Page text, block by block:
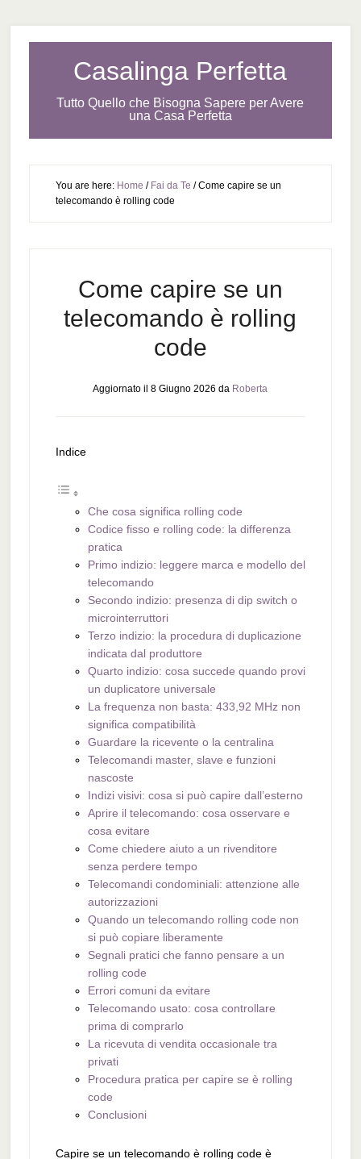
Casalinga Perfetta
Tutto Quello che Bisogna Sapere per Avere
una Casa Perfetta
You are here: Home / Fai da Te /Come capire se un
telecomando è rolling code
Come capire se un
telecomando è rolling
code
Aggiornato il8 Giugno 2026 da Roberta
Indice
Che cosa significa rolling code
Codice fisso e rolling code: la differenza
pratica
Primo indizio: leggere marca e modello del
telecomando
Secondo indizio: presenza di dip switch o
microinterruttori
Terzo indizio: la procedura di duplicazione
indicata dal produttore
Quarto indizio: cosa succede quando provi
un duplicatore universale
La frequenza non basta: 433,92 MHz non
significa compatibilità
Guardare la ricevente o la centralina
Telecomandi master, slave e funzioni
nascoste
Indizi visivi: cosa si può capire dall’esterno
Aprire il telecomando: cosa osservare e
cosa evitare
Come chiedere aiuto a un rivenditore
senza perdere tempo
Telecomandi condominiali: attenzione alle
autorizzazioni
Quando un telecomando rolling code non
si può copiare liberamente
Segnali pratici che fanno pensare a un
rolling code
Errori comuni da evitare
Telecomando usato: cosa controllare
prima di comprarlo
La ricevuta di vendita occasionale tra
privati
Procedura pratica per capire se è rolling
code
Conclusioni
Capire se un telecomando è rolling code è